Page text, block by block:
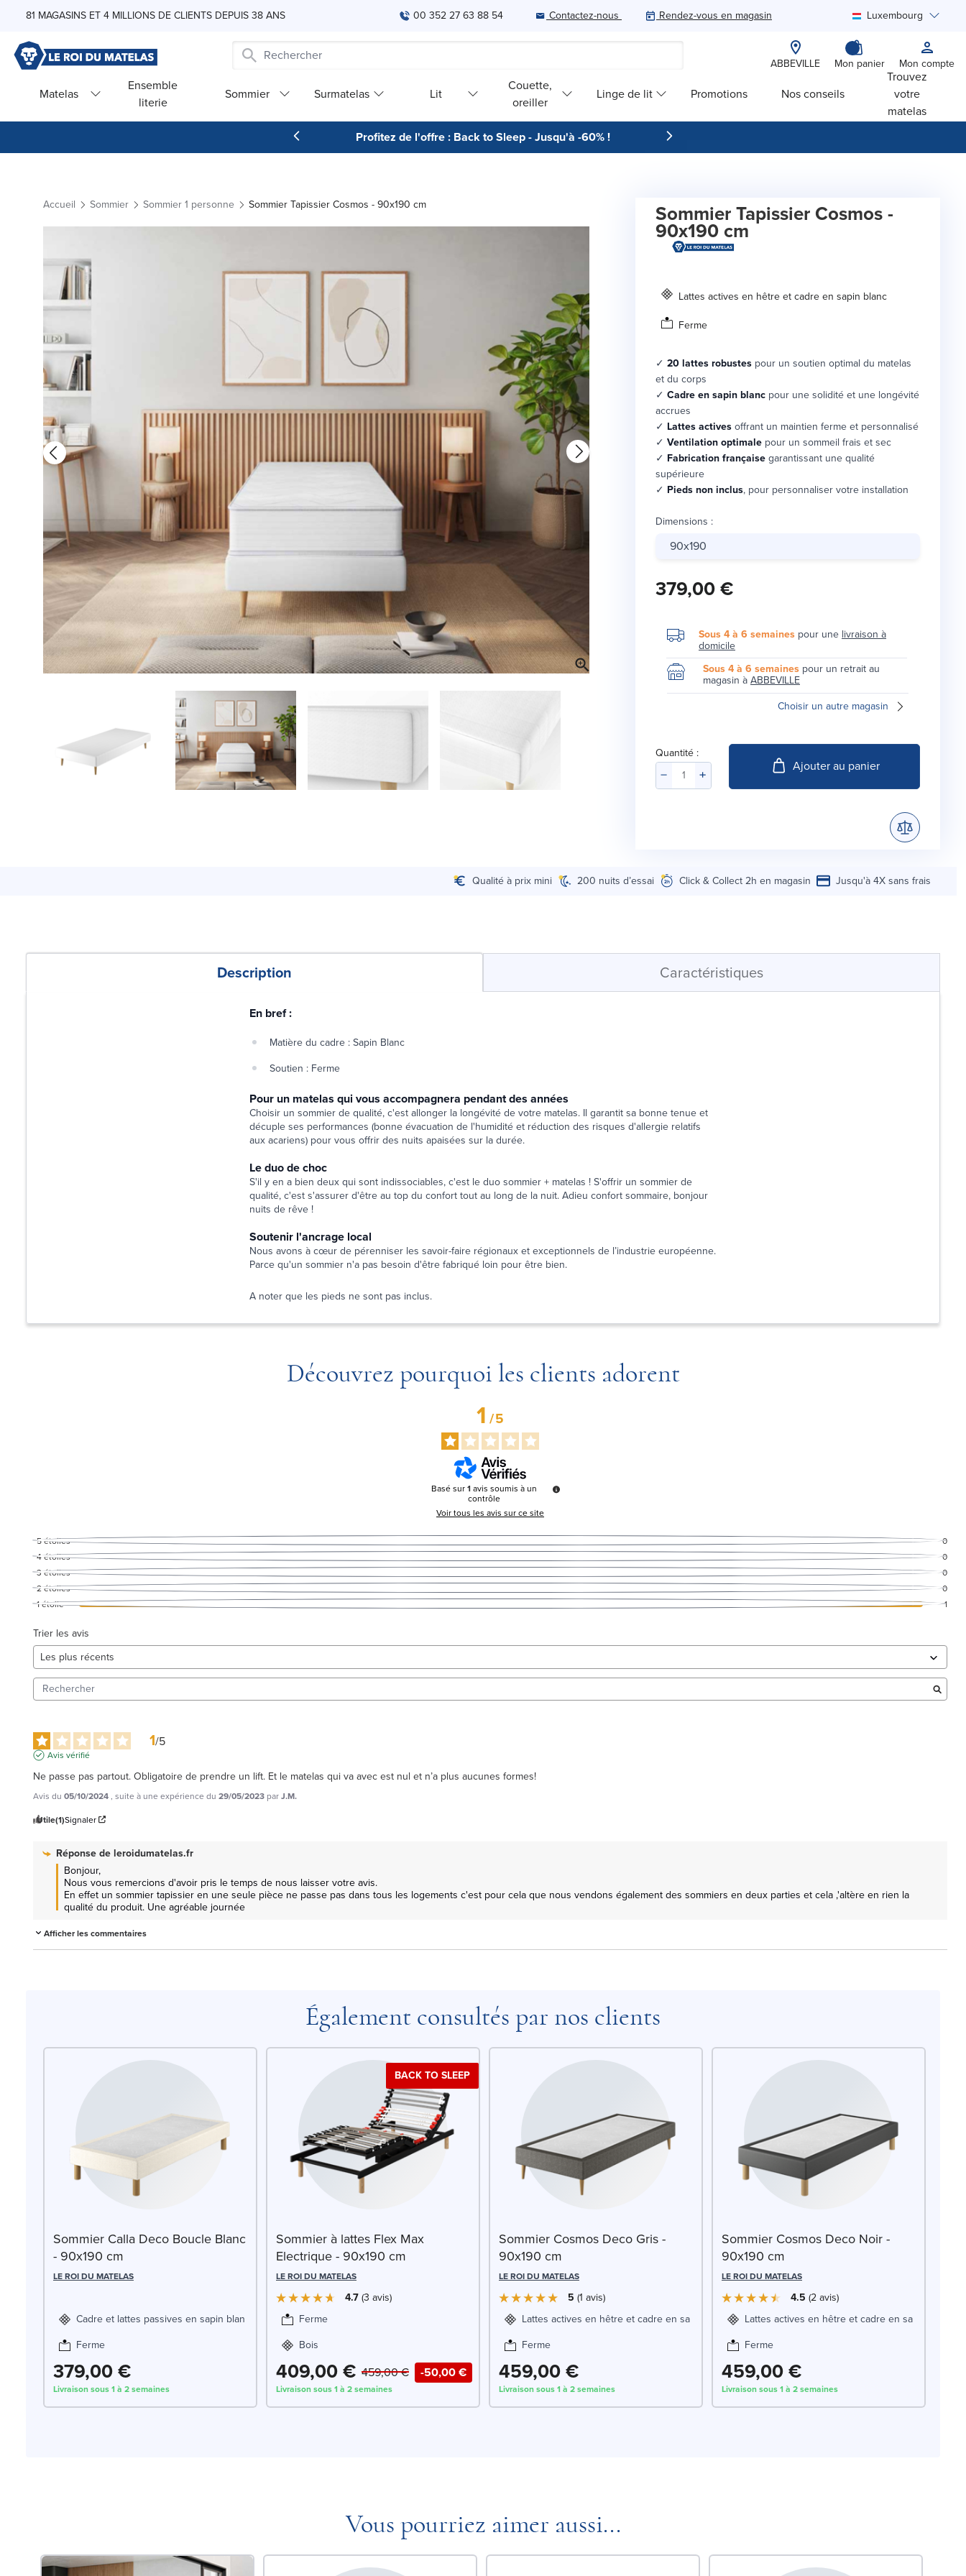
Skip to Content
81 MAGASINS ET 4 MILLIONS DE CLIENTS DEPUIS 38 ANS 00 352 27 63 88 54 Contactez-nous Rendez-vous en magasin Luxembourg
ABBEVILLE Mon panier Mon compte
Matelas
Ensemble
literie
Sommier Surmatelas Lit
Couette,
oreiller
Linge de lit Promotions Nos conseils
Trouvez
votre
matelas
Profitez de l'offre : Back to Sleep - Jusqu'à -60% !
Accueil Sommier Sommier 1 personne Sommier Tapissier Cosmos - 90x190 cm Sommier Tapissier Cosmos -
90x190 cm
Lattes actives en hêtre et cadre en sapin blanc
Ferme
✓ 20 lattes robustes pour un soutien optimal du matelas
et du corps
✓ Cadre en sapin blanc pour une solidité et une longévité
accrues
✓ Lattes activesoffrant un maintien ferme et personnalisé
✓ Ventilation optimale pour un sommeil frais et sec
✓ Fabrication françaisegarantissant une qualité
supérieure
✓ Pieds non inclus, pour personnaliser votre installation
Dimensions :
90x190
379,00 €
Sous 4 à 6 semaines pour une livraison à
domicile
Sous 4 à 6 semaines pour un retrait au
magasin àABBEVILLE
Choisir un autre magasin
Quantité :
Ajouter au panier
Qualité à prix mini 200 nuits d’essai Click & Collect 2h en magasin Jusqu'à 4X sans frais
Description Caractéristiques
En bref :
Matière du cadre : Sapin Blanc
Soutien : Ferme
Pour un matelas qui vous accompagnera pendant des années
Choisir un sommier de qualité, c'est allonger la longévité de votre matelas. Il garantit sa bonne tenue et
décuple ses performances (bonne évacuation de l'humidité et réduction des risques d'allergie relatifs
aux acariens) pour vous offrir des nuits apaisées sur la durée.
Le duo de choc
S'il y en a bien deux qui sont indissociables, c'est le duo sommier + matelas ! S'offrir un sommier de
qualité, c'est s'assurer d'être au top du confort tout au long de la nuit. Adieu confort sommaire, bonjour
nuits de rêve !
Soutenir l'ancrage local
Nous avons à cœur de pérenniser les savoir-faire régionaux et exceptionnels de l’industrie européenne.
Parce qu'un sommier n'a pas besoin d'être fabriqué loin pour être bien.
A noter que les pieds ne sont pas inclus.
Découvrez pourquoi les clients adorent
1/5
Basé sur1avis soumis à un
contrôle
Voir tous les avis sur ce site
5étoiles
0
4étoiles
0
3 étoiles
0
2étoiles
0
1étoile 1
Trier les avis
1/5
Avis vérifié
Ne passe pas partout. Obligatoire de prendre un lift. Et le matelas qui va avec est nul et n’a plus aucunes formes!
Avis du 05/10/2024, suite à une expérience du 29/05/2023 parJ.M.
Utile(1)Signaler
Réponse deleroidumatelas.fr
Bonjour,
Nous vous remercions d'avoir pris le temps de nous laisser votre avis.
En effet un sommier tapissier en une seule pièce ne passe pas dans tous les logements c'est pour cela que nous vendons également des sommiers en deux parties et cela ,'altère en rien la
qualité du produit. Une agréable journée
Afficher les commentaires
Également consultés par nos clients
Sommier Calla Deco Boucle Blanc
- 90x190 cm
LE ROI DU MATELAS
Cadre et lattes passives en sapin blanc
Ferme
379,00 €
Livraison sous 1 à 2 semaines
BACK TO SLEEP
Sommier à lattes Flex Max
Electrique - 90x190 cm
LE ROI DU MATELAS
4.7 3 avis
Ferme
Bois
409,00 € -50,00 €
459,00 €
Livraison sous 1 à 2 semaines
Sommier Cosmos Deco Gris -
90x190 cm
LE ROI DU MATELAS
5 1 avis
Lattes actives en hêtre et cadre en sapin blanc
Ferme
459,00 €
Livraison sous 1 à 2 semaines
Sommier Cosmos Deco Noir -
90x190 cm
LE ROI DU MATELAS
4.5 2avis
Lattes actives en hêtre et cadre en sapin blanc
Ferme
459,00 €
Livraison sous 1 à 2 semaines
Vous pourriez aimer aussi...